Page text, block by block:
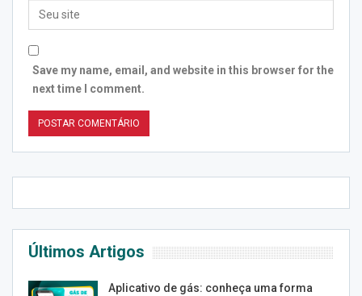
Save my name, email, and website in this browser for the
next time I comment.
Últimos Artigos
Aplicativo de gás: conheça uma forma